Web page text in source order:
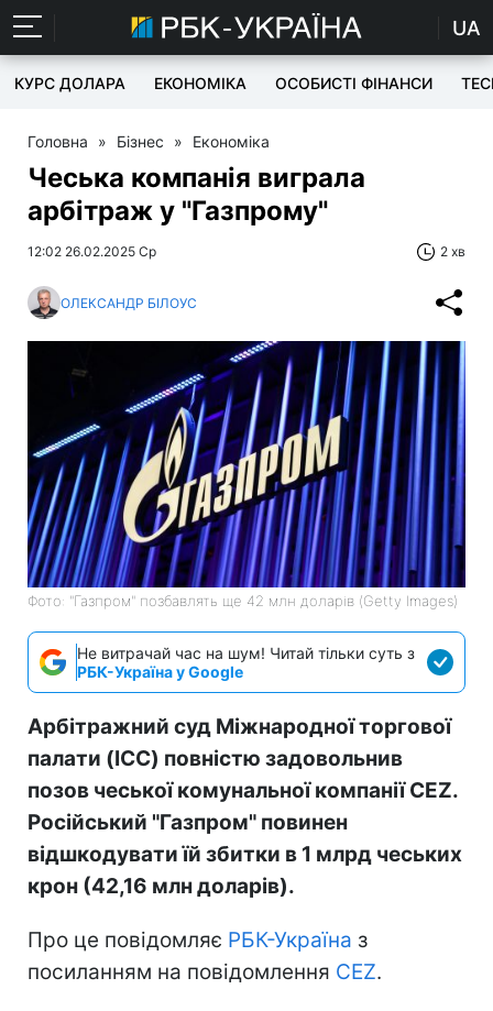
UA
КУРС ДОЛАРА ЕКОНОМІКА ОСОБИСТІ ФІНАНСИ
Головна » Бізнес » Економіка
Чеська компанія виграла
арбітраж у "Газпрому"
12:02 26.02.2025 Ср 2 хв
ОЛЕКСАНДР БІЛОУС
Фото: "Газпром" позбавлять ще 42 млн доларів (Getty Images)
Не витрачай час на шум! Читай тільки суть з
РБК-Україна у Google
Арбітражний суд Міжнародної торгової
палати (ICC) повністю задовольнив
позов чеської комунальної компанії CEZ.
Російський "Газпром" повинен
відшкодувати їй збитки в 1 млрд чеських
крон (42,16 млн доларів).
Про це повідомляє РБК-Україна з
посиланням на повідомлення CEZ.